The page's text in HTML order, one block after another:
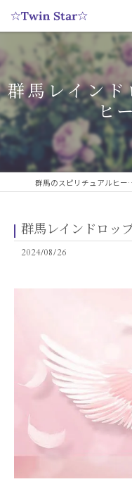
群馬レイン
ヒ
群馬のスピリチュア
群馬レインドロッ
2024/08/26